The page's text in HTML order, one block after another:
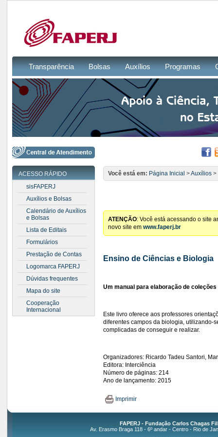
Transparência Bolsas Auxílios Programas
ACESSO RÁPIDO
sisFAPERJ
Auxílios e Bolsas
Calendário de Auxílios
e Bolsas
Lista de Editais
Formulários
Prestação de Contas
Logomarca FAPERJ
Dúvidas frequentes
Mapa do site
Cooperação
Internacional
Você está em: Página Inicial >Auxílios >
ATENÇÃO: Você está acessando o site
novo site em www.faperj.br
Ensino de Ciências e Biologia
Um manual para elaboração de
Este livro oferece aos professores
diferentes campos da biologia, utilizando-
complicadas de conseguir e realizar.
Organizadores: Ricardo Tadeu Santori,
Editora: Interciência
Número de páginas: 214
Ano de lançamento: 2015
Imprimir
FAPERJ - Fundação Carlos Chagas
Av. Erasmo Braga 118 - 6º andar - Centro - Rio de